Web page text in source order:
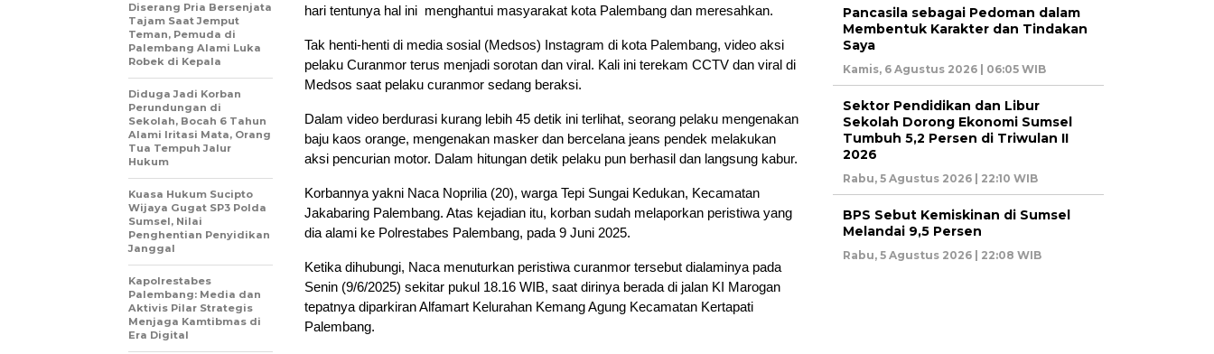
hari tentunya hal ini menghantui masyarakat kota Palembang dan meresahkan.
Tak henti-henti di media sosial (Medsos) Instagram di kota Palembang, video aksi
pelaku Curanmor terus menjadi sorotan dan viral. Kali ini terekam CCTV dan viral di
Medsos saat pelaku curanmor sedang beraksi.
Dalam video berdurasi kurang lebih 45 detik ini terlihat, seorang pelaku mengenakan
baju kaos orange, mengenakan masker dan bercelana jeans pendek melakukan
aksi pencurian motor. Dalam hitungan detik pelaku pun berhasil dan langsung kabur.
Korbannya yakni Naca Noprilia (20), warga Tepi Sungai Kedukan, Kecamatan
Jakabaring Palembang. Atas kejadian itu, korban sudah melaporkan peristiwa yang
dia alami ke Polrestabes Palembang, pada 9 Juni 2025.
Ketika dihubungi, Naca menuturkan peristiwa curanmor tersebut dialaminya pada
Senin (9/6/2025) sekitar pukul 18.16 WIB, saat dirinya berada di jalan KI Marogan
tepatnya diparkiran Alfamart Kelurahan Kemang Agung Kecamatan Kertapati
Palembang.
Diserang Pria Bersenjata
Tajam Saat Jemput
Teman, Pemuda di
Palembang Alami Luka
Robek di Kepala
Diduga Jadi Korban
Perundungan di
Sekolah, Bocah 6 Tahun
Alami Iritasi Mata, Orang
Tua Tempuh Jalur
Hukum
Kuasa Hukum Sucipto
Wijaya Gugat SP3 Polda
Sumsel, Nilai
Penghentian Penyidikan
Janggal
Kapolrestabes
Palembang: Media dan
Aktivis Pilar Strategis
Menjaga Kamtibmas di
Era Digital
Pancasila sebagai Pedoman dalam
Membentuk Karakter dan Tindakan
Saya
Kamis, 6 Agustus 2026 | 06:05 WIB
Sektor Pendidikan dan Libur
Sekolah Dorong Ekonomi Sumsel
Tumbuh 5,2 Persen di Triwulan II
2026
Rabu, 5 Agustus 2026 | 22:10 WIB
BPS Sebut Kemiskinan di Sumsel
Melandai 9,5 Persen
Rabu, 5 Agustus 2026 | 22:08 WIB